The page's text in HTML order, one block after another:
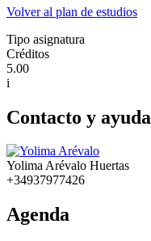
Volver al plan de estudios
Tipo asignatura
Créditos
5.00
i
Contacto y ayuda
Yolima Arévalo Huertas
+34937977426
Agenda